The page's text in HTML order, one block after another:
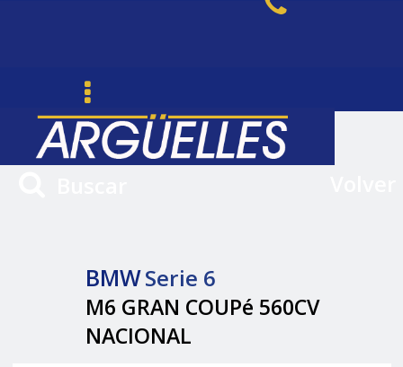
BMWSerie 6
M6 GRAN COUPé 560CV
NACIONAL